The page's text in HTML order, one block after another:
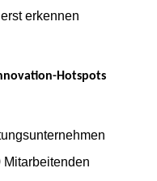
erkennen
Hotspots
Mitarbeitenden